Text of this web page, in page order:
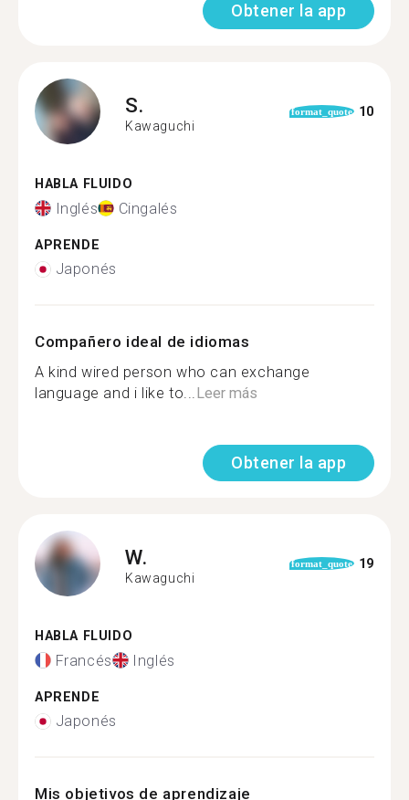
Obtener la app
S.
Kawaguchi
format_quote 10
HABLA FLUIDO
Inglés Cingalés
APRENDE
Japonés
Compañero ideal de idiomas
A kind wired person who can exchange
language and i like to...Leer más
Obtener la app
W.
Kawaguchi
format_quote 19
HABLA FLUIDO
Francés Inglés
APRENDE
Japonés
Mis objetivos de aprendizaje